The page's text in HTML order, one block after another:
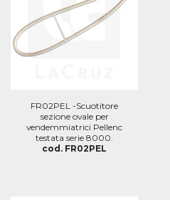
FR02PEL -Scuotitore
sezione ovale per
vendemmiatrici Pellenc
testata serie 8000.
cod. FR02PEL